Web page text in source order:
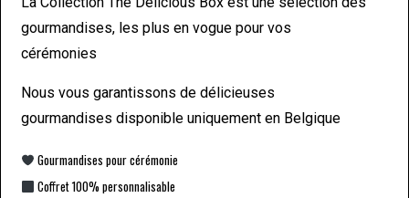
gourmandises, les plus en vogue pour vos
cérémonies
Nous vous garantissons de délicieuses
gourmandises disponible uniquement en Belgique
Gourmandises pour cérémonie
Coffret 100% personnalisable